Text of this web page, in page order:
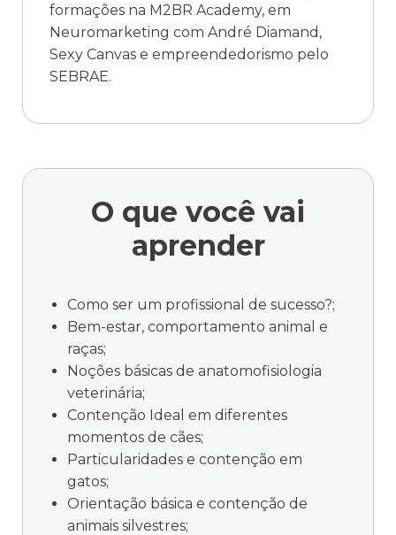
formações na M2BR Academy, em
Neuromarketing com André Diamand,
Sexy Canvas e empreendedorismo pelo
SEBRAE.
O que você vai
aprender
Como ser um profissional de sucesso?;
Bem-estar, comportamento animal e
raças;
Noções básicas de anatomofisiologia
veterinária;
Contenção Ideal em diferentes
momentos de cães;
Particularidades e contenção em
gatos;
Orientação básica e contenção de
animais silvestres;